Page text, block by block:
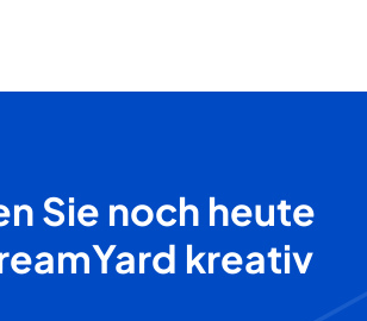
Sie noch heute
kreativ